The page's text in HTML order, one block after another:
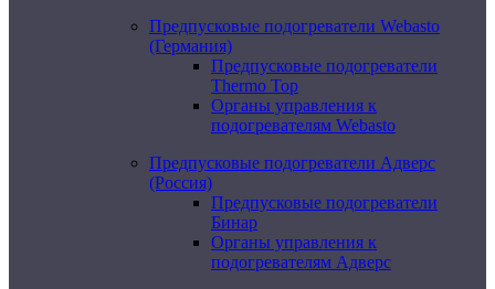
Предпусковые подогреватели Webasto
(Германия)
Предпусковые подогреватели
Thermo Top
Органы управления к
подогревателям Webasto
Предпусковые подогреватели Адверс
(Россия)
Предпусковые подогреватели
Бинар
Органы управления к
подогревателям Адверс